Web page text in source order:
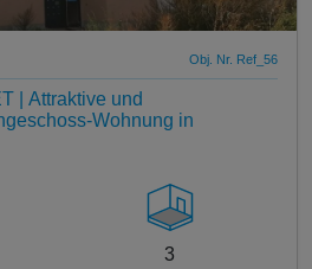
Obj. Nr. Ref_56
| Attraktive und
Wohnung in
3